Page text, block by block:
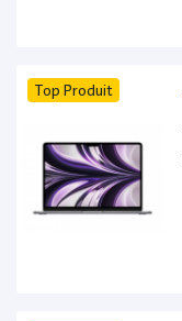
Top Produit